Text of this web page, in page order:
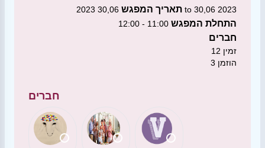
תאריך המפגש 30,06 2023 to 30,06 2023
התחלת המפגש 11:00 - 12:00
חברים
12 זמין
3 הוזמן
חברים